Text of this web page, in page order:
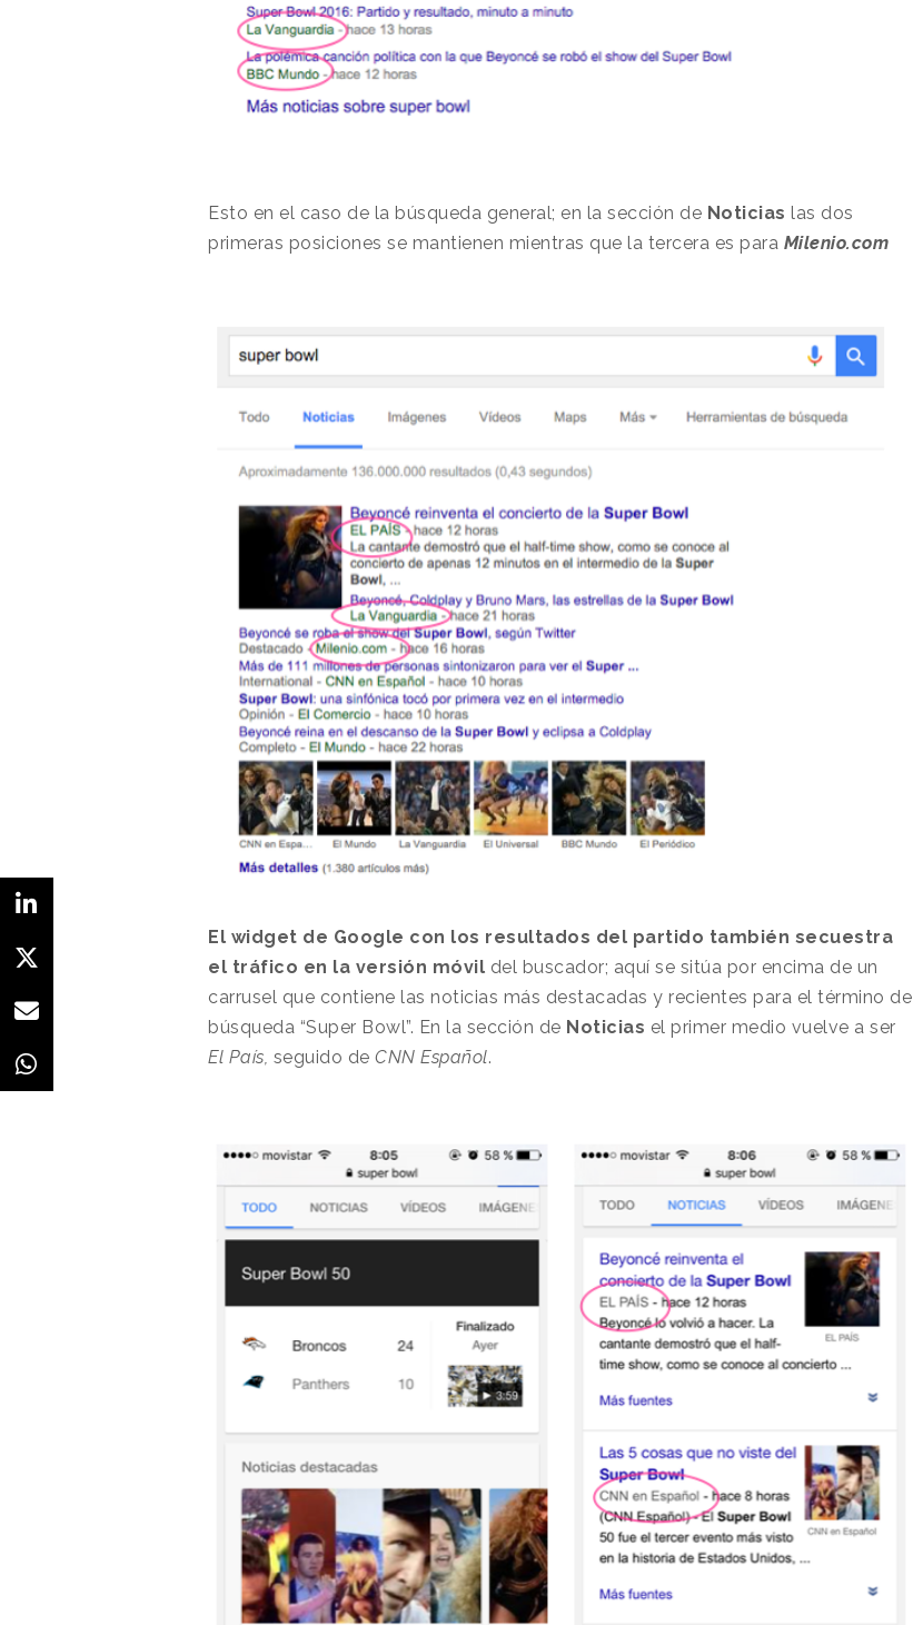
Esto en el caso de la búsqueda general; en la sección de Noticias las dos
primeras posiciones se mantienen mientras que la tercera es para Milenio.com
El widget de Google con los resultados del partido también secuestra
el tráfico en la versión móvil del buscador; aquí se sitúa por encima de un
carrusel que contiene las noticias más destacadas y recientes para el término de
búsqueda “Super Bowl”. En la sección de Noticias el primer medio vuelve a ser
El País, seguido de CNN Español.